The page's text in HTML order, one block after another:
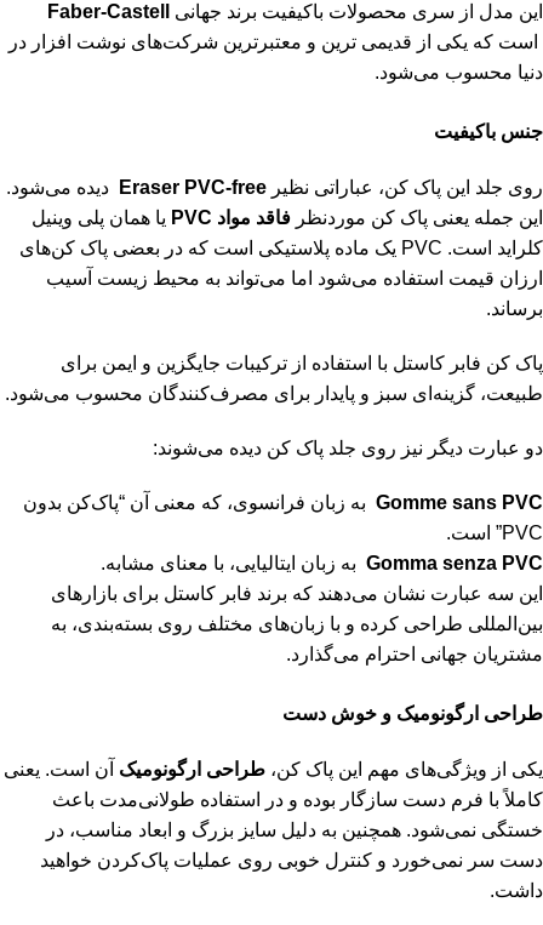
این مدل از سری محصولات باکیفیت برند جهانی
Faber-Castell
است که یکی از قدیمی ‌ترین و معتبرترین شرکت‌های نوشت ‌افزار در
دنیا محسوب می‌شود.
جنس باکیفیت
روی جلد این پاک‌ کن، عباراتی نظیر Eraser PVC-free
دیده می‌شود.
این جمله یعنی پاک‌ کن موردنظر فاقد مواد
یا همان پلی‌ وینیل
کلراید است. PVC یک ماده پلاستیکی است که در بعضی پاک‌ کن‌های
ارزان ‌قیمت استفاده می‌شود اما می‌تواند به محیط زیست آسیب
برساند.
پاک‌ کن فابر کاستل با استفاده از ترکیبات جایگزین و ایمن برای
طبیعت، گزینه‌ای سبز و پایدار برای مصرف‌کنندگان محسوب می‌شود.
دو عبارت دیگر نیز روی جلد پاک ‌کن دیده می‌شوند:
Gomme sans PVC به زبان فرانسوی، که معنی آن “پاک‌کن بدون
PVC” است.
Gomma senza PVC به زبان ایتالیایی، با معنای مشابه.
این سه عبارت نشان می‌دهند که برند فابر کاستل برای بازارهای
بین‌المللی طراحی کرده و با زبان‌های مختلف روی بسته‌بندی، به
مشتریان جهانی احترام می‌گذارد.
طراحی ارگونومیک و خوش ‌دست
یکی از ویژگی‌های مهم این پاک ‌کن، طراحی ارگونومیک آن است. یعنی
کاملاً با فرم دست سازگار بوده و در استفاده طولانی‌مدت باعث
خستگی نمی‌شود. همچنین به دلیل سایز بزرگ و ابعاد مناسب، در
دست سر نمی‌خورد و کنترل خوبی روی عملیات پاک‌کردن خواهید
داشت.